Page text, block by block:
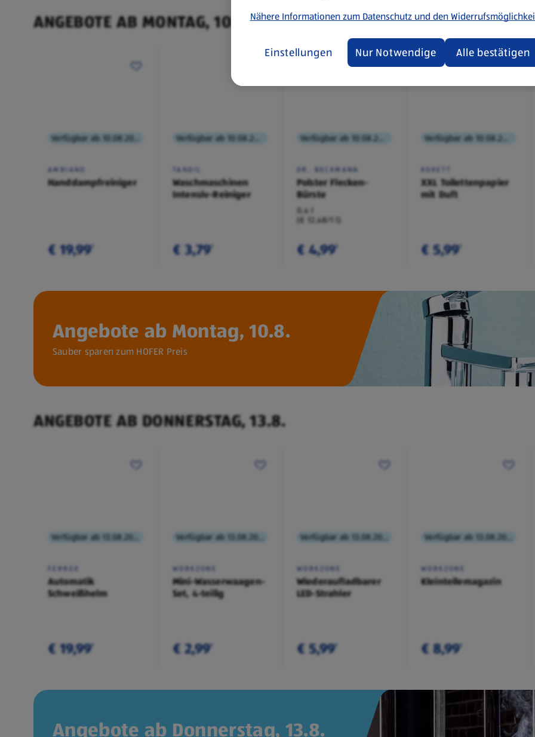
ANGEBOTE AB MONTAG, 10.8.
AMBIANO
Handdampfreiniger
€ 19,99¹
TANDIL
Waschmaschinen
Intensiv-Reiniger
€ 3,79¹
DR. BECKMANN
Polster Flecken-
Bürste
0,4 l
(€ 12,48/1 l)
€ 4,99¹
KOKETT
XXL Toilettenpapier
mit Duft
€ 5,99¹
Angebote ab Montag, 10.8.
Sauber sparen zum HOFER Preis
ANGEBOTE AB DONNERSTAG, 13.8.
FERREX
Automatik
Schweißhelm
€ 19,99¹
WORKZONE
Mini-Wasserwaagen-
Set, 4-teilig
€ 2,99¹
WORKZONE
Wiederaufladbarer
LED-Strahler
€ 5,99¹
WORKZONE
Kleinteilemagazin
€ 8,99¹
Angebote ab Donnerstag, 13.8.
Nähere Informationen zum Datenschutz und den
Einstellungen Nur Notwendige Alle bestätigen